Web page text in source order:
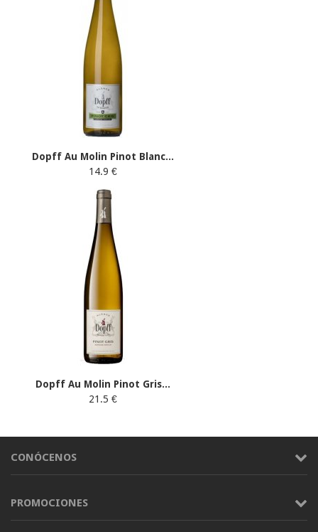
Dopff Au Molin Pinot Blanc...
14.9 €
Dopff Au Molin Pinot Gris...
21.5 €
CONÓCENOS
PROMOCIONES